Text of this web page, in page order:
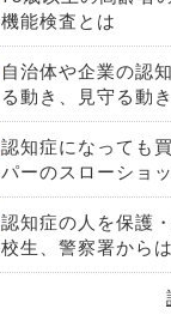
機能検査とは
自治体や企業の認
る動き、見守る動き
認知症になっても
パーのスローショ
認知症の人を保護
校生、警察署から